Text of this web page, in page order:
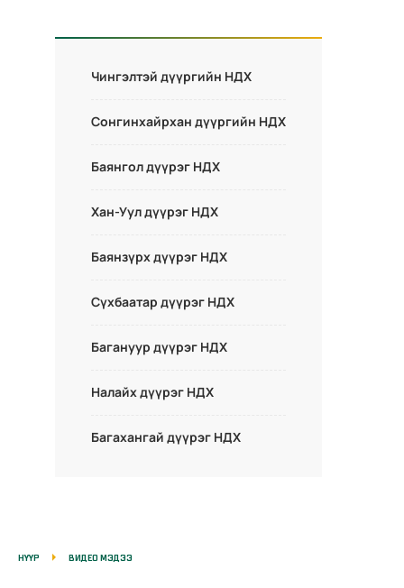
Чингэлтэй дүүргийн НДХ
Сонгинхайрхан дүүргийн НДХ
Баянгол дүүрэг НДХ
Хан-Уул дүүрэг НДХ
Баянзүрх дүүрэг НДХ
Сүхбаатар дүүрэг НДХ
Багануур дүүрэг НДХ
Налайх дүүрэг НДХ
Багахангай дүүрэг НДХ
НҮҮР ВИДЕО МЭДЭЭ